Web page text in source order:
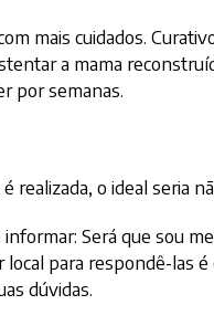
mais cuidados.
a mama
por semanas.
realizada, o ideal seria
informar: Será que sou
para respondê-las
dúvidas.